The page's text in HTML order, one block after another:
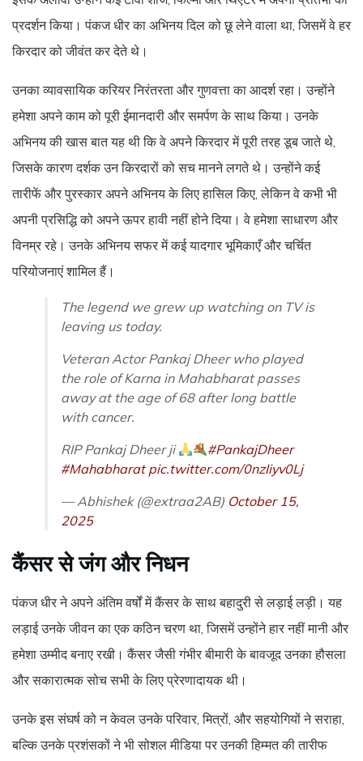
प्रदर्शन किया। पंकज धीर का अभिनय दिल को छू लेने वाला था, जिसमें वे हर
किरदार को जीवंत कर देते थे।
उनका व्यावसायिक करियर निरंतरता और गुणवत्ता का आदर्श रहा। उन्होंने
हमेशा अपने काम को पूरी ईमानदारी और समर्पण के साथ किया। उनके
अभिनय की खास बात यह थी कि वे अपने किरदार में पूरी तरह डूब जाते थे,
जिसके कारण दर्शक उन किरदारों को सच मानने लगते थे। उन्होंने कई
तारीफें और पुरस्कार अपने अभिनय के लिए हासिल किए, लेकिन वे कभी भी
अपनी प्रसिद्धि को अपने ऊपर हावी नहीं होने दिया। वे हमेशा साधारण और
विनम्र रहे। उनके अभिनय सफर में कई यादगार भूमिकाएँ और चर्चित
परियोजनाएं शामिल हैं।
The legend we grew up watching on TV is
leaving us today.
Veteran Actor Pankaj Dheer who played
the role of Karna in Mahabharat passes
away at the age of 68 after long battle
with cancer.
RIP Pankaj Dheer ji
#PankajDheer
#Mahabharat pic.twitter.com/0nzIiyv0Lj
— Abhishek (@extraa2AB) October 15,
2025
कैंसर से जंग और निधन
पंकज धीर ने अपने अंतिम वर्षों में कैंसर के साथ बहादुरी से लड़ाई लड़ी। यह
लड़ाई उनके जीवन का एक कठिन चरण था, जिसमें उन्होंने हार नहीं मानी और
हमेशा उम्मीद बनाए रखी। कैंसर जैसी गंभीर बीमारी के बावजूद उनका हौसला
और सकारात्मक सोच सभी के लिए प्रेरणादायक थी।
उनके इस संघर्ष को न केवल उनके परिवार, मित्रों, और सहयोगियों ने सराहा,
बल्कि उनके प्रशंसकों ने भी सोशल मीडिया पर उनकी हिम्मत की तारीफ